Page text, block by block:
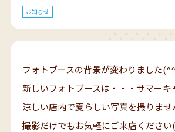
お知らせ
フォトブースの背景が変わりました
新しいフォトブースは・・・サマーキ
涼しい店内で夏らしい写真を撮りま
撮影だけでもお気軽にご来店くださ